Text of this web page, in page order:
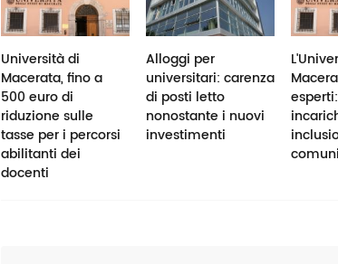
Università di
Macerata, fino a
500 euro di
riduzione sulle
tasse per i percorsi
abilitanti dei
docenti
Alloggi per
universitari: carenza
di posti letto
nonostante i nuovi
investimenti